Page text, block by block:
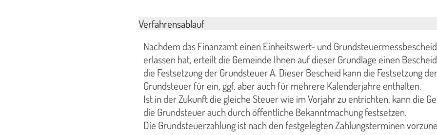
Verfahrensablauf
Nachdem das Finanzamt einen Einheitswert- und Grundsteuermessbescheid
erlassen hat, erteilt die Gemeinde Ihnen auf dieser Grundlage einen
die Festsetzung der Grundsteuer A. Dieser Bescheid kann die Festsetzung der
Grundsteuer für ein, ggf. aber auch für mehrere Kalenderjahre enthalten.
Ist in der Zukunft die gleiche Steuer wie im Vorjahr zu entrichten, kann die
die Grundsteuer auch durch öffentliche Bekanntmachung festsetzen.
Die Grundsteuerzahlung ist nach den festgelegten Zahlungsterminen